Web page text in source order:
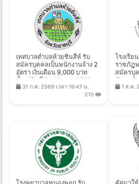
เทศบาลตำบลห้วยชินสีห์ รับ
สมัครบุคคลเป็นพนักงานจ้าง 2
อัตรา เงินเดือน 9,000 บาท
ตั้งแต่วันที่ 7 - 18 ส.ค. 2569
31 ก.ค. 2569 เวลา 19:47 น.
210
โรงเรีย
ราชภัฏ
สมัครบุ
อัตรา เ
ตั้งแต่บั
1 ส.ค.